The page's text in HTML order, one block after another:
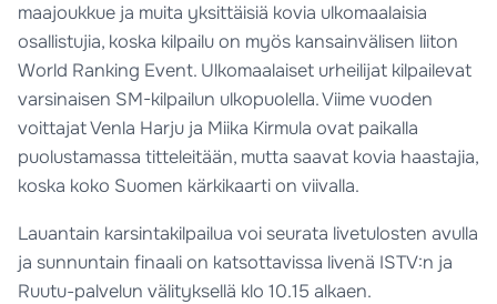
maajoukkue ja muita yksittäisiä kovia ulkomaalaisia
osallistujia, koska kilpailu on myös kansainvälisen liiton
World Ranking Event. Ulkomaalaiset urheilijat kilpailevat
varsinaisen SM-kilpailun ulkopuolella. Viime vuoden
voittajat Venla Harju ja Miika Kirmula ovat paikalla
puolustamassa titteleitään, mutta saavat kovia haastajia,
koska koko Suomen kärkikaarti on viivalla.
Lauantain karsintakilpailua voi seurata livetulosten avulla
ja sunnuntain finaali on katsottavissa livenä ISTV:n ja
Ruutu-palvelun välityksellä klo 10.15 alkaen.